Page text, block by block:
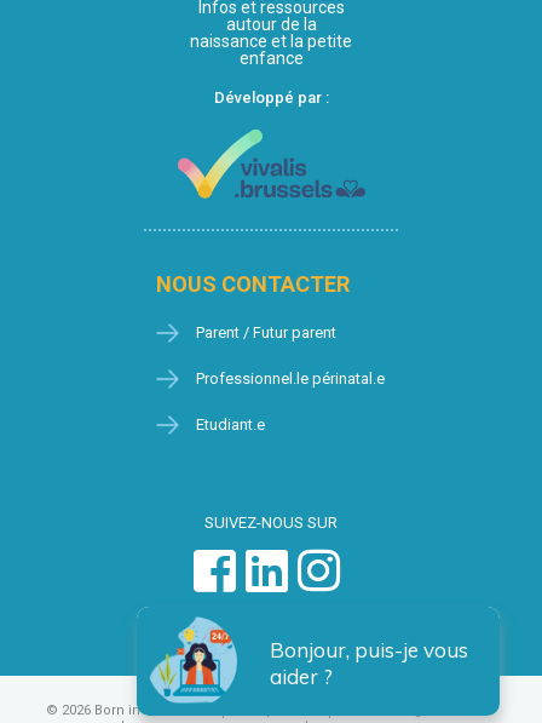
Infos et ressources
autour de la
naissance et la petite
enfance
Développé par :
NOUS CONTACTER
Parent / Futur parent
Professionnel.le périnatal.e
Etudiant.e
SUIVEZ-NOUS SUR
Bonjour, puis-je vous
aider ?
© 2026 Born in Brussels